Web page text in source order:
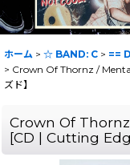
ホーム > ☆ BAND: C > ==
> Crown Of Thornz /
ズド】
Crown Of
[CD | Cutting